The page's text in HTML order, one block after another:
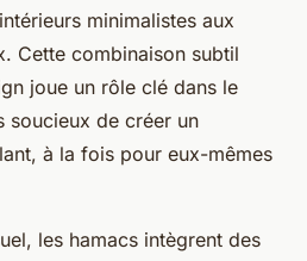
minimalistes aux
Cette combinaison subtil
joue un rôle clé dans le
soucieux de créer un
à la fois pour eux-mêmes
les hamacs intègrent des